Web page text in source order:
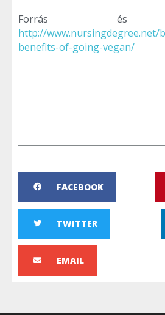
Forrás és
http://www.nursingdegree.net/
benefits-of-going-vegan/
FACEBOOK
TWITTER
EMAIL